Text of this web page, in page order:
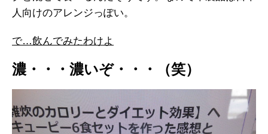
人向けのアレンジっぽい。
で…飲んでみたわけよ
濃・・・濃いぞ・・・（笑）